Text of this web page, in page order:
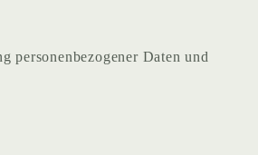
personenbezogener Daten und